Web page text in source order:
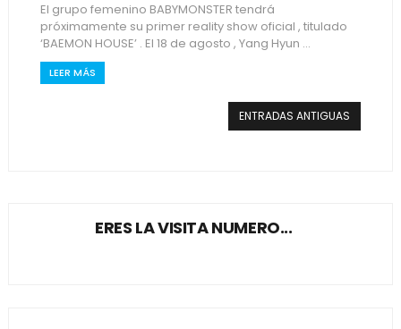
El grupo femenino BABYMONSTER tendrá
próximamente su primer reality show oficial , titulado
‘BAEMON HOUSE’ . El 18 de agosto , Yang Hyun ...
LEER MÁS
ENTRADAS ANTIGUAS
ERES LA VISITA NUMERO...